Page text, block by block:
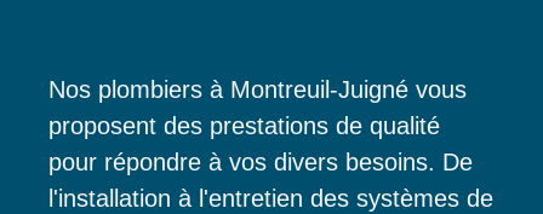
Nos plombiers à Montreuil-Juigné vous
proposent des prestations de qualité
pour répondre à vos divers besoins. De
l'installation à l'entretien des systèmes de